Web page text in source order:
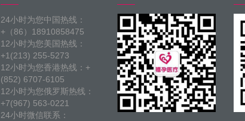
24小时为您中国热线：
+（86）18910858475
12小时为您美国热线：
+1(213) 255-5273
12小时为您香港热线：+
(852) 6707-6105
12小时为您俄罗斯热线：
+7(967) 563-0221
24小时微信联系：